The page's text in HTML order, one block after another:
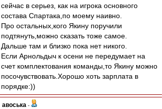
сейчас в серьез, как на игрока основного
состава Спартака,по моему наивно.
Про остальных,кого Якину поручили
подтянуть,можно сказать тоже самое.
Дальше там и близко пока нет никого.
Если Арнольдыч к осени не передумает на
счет комплектования команды,то Якину можно
посочувствовать.Хорошо хоть зарплата в
порядке:))
авоська -